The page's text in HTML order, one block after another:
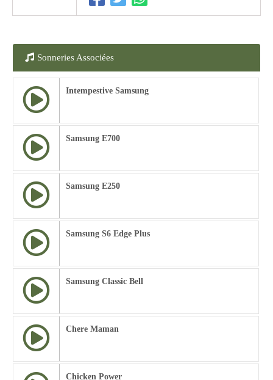
Sonneries Associées
Intempestive Samsung
Samsung E700
Samsung E250
Samsung S6 Edge Plus
Samsung Classic Bell
Chere Maman
Chicken Power